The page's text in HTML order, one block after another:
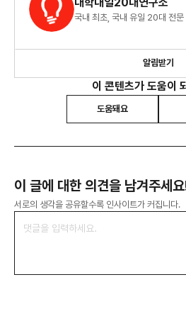
국내 최초, 국내 유일 20대 전문
알림받기
이 콘텐츠가 도움이
도움돼요
이 글에 대한 의견을 남겨주세
서로의 생각을 공유할수록 인사이트가 커집니다.